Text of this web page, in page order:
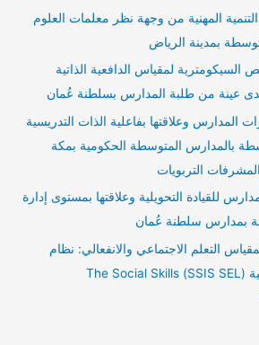
المهنية من وجهة نظر معلمات العلوم
بمدينة الرياض
السيكومترية لمقياس الدافعية الذاتية
لدى عينة من طلبة المدارس بسلطنة عُمان
المدارس وعلاقتها بفاعلية الذات التدريسية
بالمدارس المتوسطة الحكومية بمكة
التربويات
للقيادة التحويلية وعلاقتها بمستوى إدارة
بمدارس سلطنة عُمان
التعلم الاجتماعي والانفعالي: نظام
تطوير المهارات الاجتماعية (SSIS SEL) The Social Skills